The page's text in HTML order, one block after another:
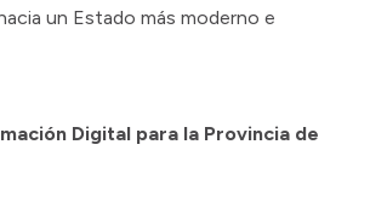
un Estado más moderno e
Digital para la Provincia de